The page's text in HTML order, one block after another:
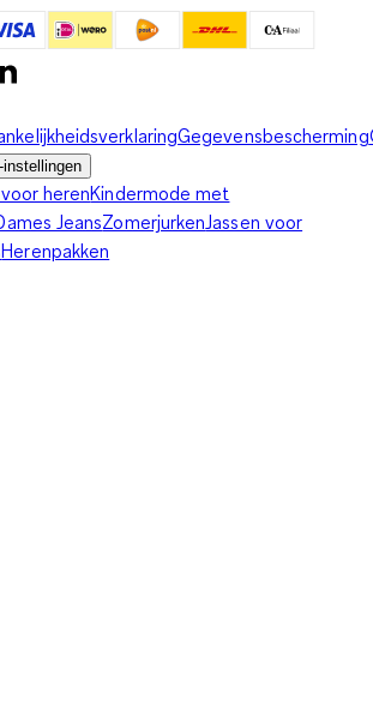
Gegevensbescherming
instellingen
herenKindermode met
JeansZomerjurkenJassen voor
Herenpakken